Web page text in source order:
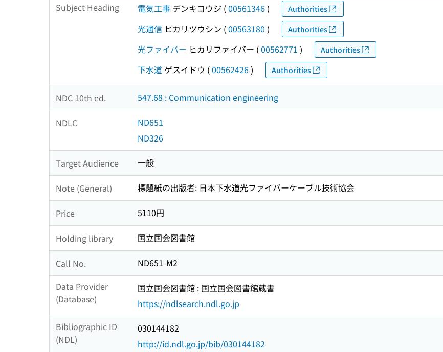
Subject Heading 電気工事 デンキコウジ (00561346) Authorities
光通信 ヒカリツウシン (00563180 ) Authorities
光ファイバー ヒカリファイバー (00562771 ) Authorities
下水道 ゲスイドウ (00562426) Authorities
NDC 10th ed. 547.68 : Communication engineering
NDLC
ND651
ND326
Target Audience 一般
Note (General) 標題紙の出版者: 日本下水道光ファイバーケーブル技術協会
Price 5110円
Holding library 国立国会図書館
Call No.
ND651-M2
Data Provider
(Database)
国立国会図書館 : 国立国会図書館蔵書
https://ndlsearch.ndl.go.jp
Bibliographic ID
(NDL)
030144182
http://id.ndl.go.jp/bib/030144182